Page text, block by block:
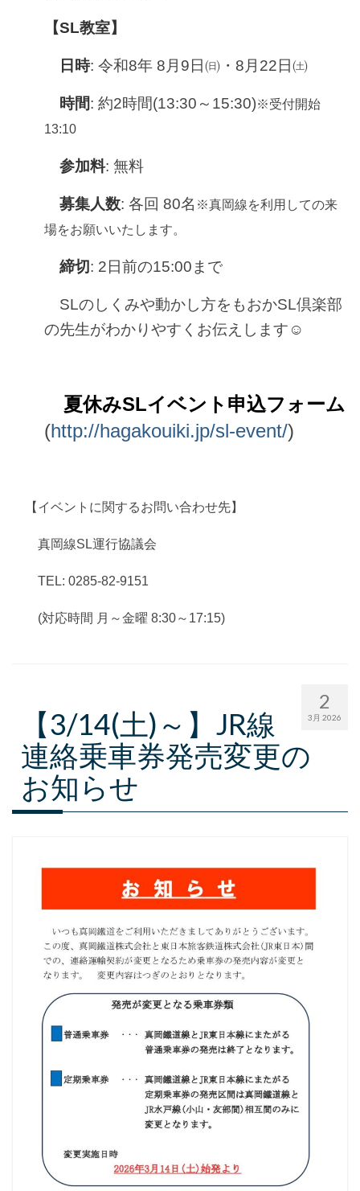
【SL教室】
日時: 令和8年 8月9日㈰・8月22日㈯
時間: 約2時間(13:30～15:30)※受付開始
13:10
参加料: 無料
募集人数: 各回 80名 ※真岡線を利用しての来
場をお願いいたします。
締切: 2日前の15:00まで
SLのしくみや動かし方をもおかSL倶楽部
の先生がわかりやすくお伝えします ☺︎
夏休みSLイベント申込フォーム
(http://hagakouiki.jp/sl-event/)
【イベントに関するお問い合わせ先】
真岡線SL運行協議会
TEL: 0285-82-9151
(対応時間 月～金曜 8:30～17:15)
2
3月 2026
【3/14(土)～】JR線
連絡乗車券発売変更の
お知らせ